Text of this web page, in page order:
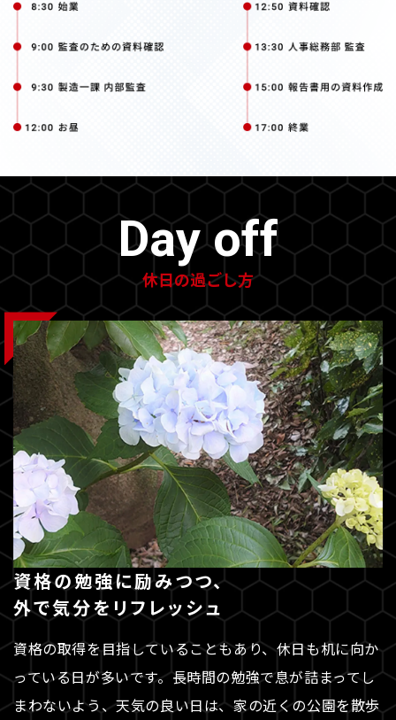
Day off
休日の過ごし方
資格の勉強に励みつつ、
外で気分をリフレッシュ
資格の取得を目指していることもあり、休日も机に向か
っている日が多いです。長時間の勉強で息が詰まってし
まわないよう、天気の良い日は、家の近くの公園を散歩